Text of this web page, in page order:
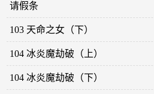
请假条
103 天命之女（下）
104 冰炎魔劫破（上）
104 冰炎魔劫破（下）